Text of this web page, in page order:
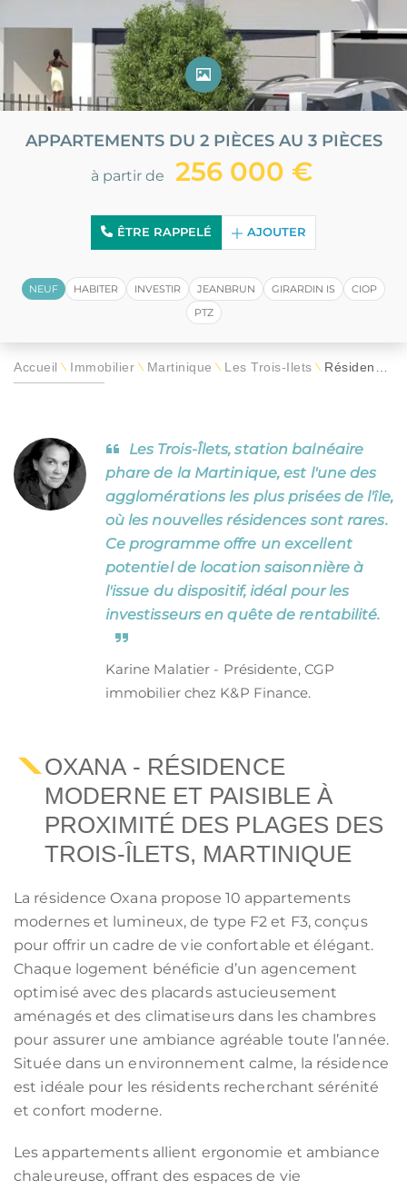
APPARTEMENTS DU 2 PIÈCES AU 3 PIÈCES
à partir de 256 000 €
ÊTRE RAPPELÉ AJOUTER
NEUF HABITER INVESTIR JEANBRUN GIRARDIN IS
CIOP
PTZ
Accueil \ Immobilier \ Martinique \ Les Trois-Îlets \ Résidence Oxana
Les Trois-Îlets, station balnéaire
phare de la Martinique, est l'une des
agglomérations les plus prisées de l'île,
où les nouvelles résidences sont rares.
Ce programme offre un excellent
potentiel de location saisonnière à
l'issue du dispositif, idéal pour les
investisseurs en quête de rentabilité.
Karine Malatier - Présidente, CGP
immobilier chez K&P Finance.
OXANA - RÉSIDENCE
MODERNE ET PAISIBLE À
PROXIMITÉ DES PLAGES DES
TROIS-ÎLETS, MARTINIQUE
La résidence Oxana propose 10 appartements
modernes et lumineux, de type F2 et F3, conçus
pour offrir un cadre de vie confortable et élégant.
Chaque logement bénéficie d’un agencement
optimisé avec des placards astucieusement
aménagés et des climatiseurs dans les chambres
pour assurer une ambiance agréable toute l’année.
Située dans un environnement calme, la résidence
est idéale pour les résidents recherchant sérénité
et confort moderne.
Les appartements allient ergonomie et ambiance
chaleureuse, offrant des espaces de vie